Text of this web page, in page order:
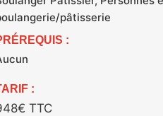
pâtisserie
:
:
TTC